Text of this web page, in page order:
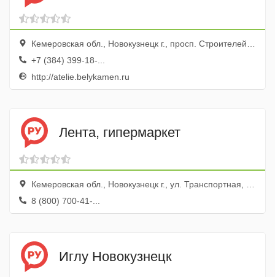
Кемеровская обл., Новокузнецк г., просп. Строителей, 56
+7 (384) 399-18-...
http://atelie.belykamen.ru
Лента, гипермаркет
Кемеровская обл., Новокузнецк г., ул. Транспортная, 136
8 (800) 700-41-...
Иглу Новокузнецк